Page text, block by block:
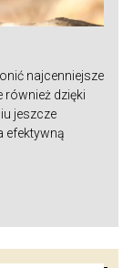
najcenniejsze
również dzięki
jeszcze
efektywną